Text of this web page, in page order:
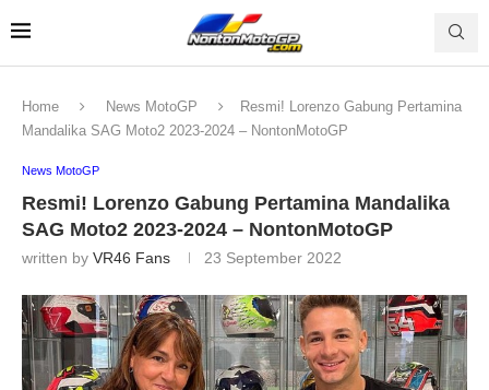
Home News MotoGP
Resmi! Lorenzo Gabung Pertamina
Mandalika SAG Moto2 2023-2024 – NontonMotoGP
News MotoGP
Resmi! Lorenzo Gabung Pertamina Mandalika
SAG Moto2 2023-2024 – NontonMotoGP
written by VR46 Fans 23 September 2022